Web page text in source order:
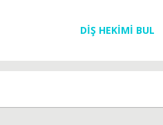
DİŞ HEKİMİ BUL